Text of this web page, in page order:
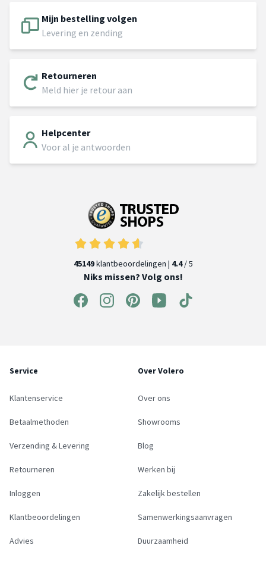
Mijn bestelling volgen
Levering en zending
Retourneren
Meld hier je retour aan
Helpcenter
Voor al je antwoorden
45149klantbeoordelingen | 4.4/ 5
Niks missen? Volg ons!
Service
Klantenservice
Betaalmethoden
Verzending & Levering
Retourneren
Inloggen
Klantbeoordelingen
Advies
Over Volero
Over ons
Showrooms
Blog
Werken bij
Zakelijk bestellen
Samenwerkingsaanvragen
Duurzaamheid